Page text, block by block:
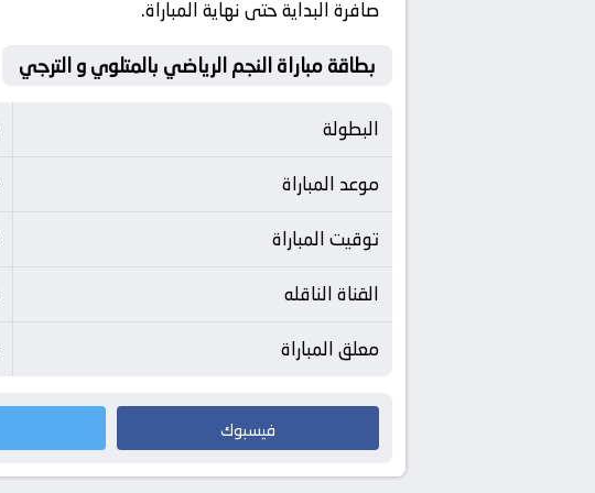
صافرة البداية حتى نهاية المباراة.
بطاقة مباراة النجم الرياضي بالمتلوي و الترجي
البطولة
موعد المباراة
توقيت المباراة
القناة الناقله
معلق المباراة
فيسبوك